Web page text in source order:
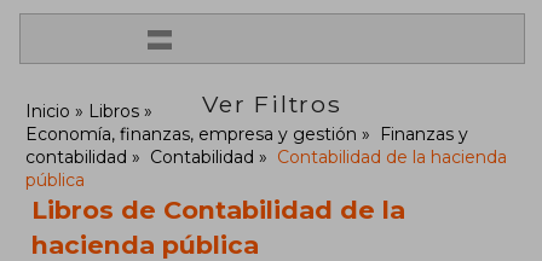
=
Ver Filtros
Inicio
Libros
Economía, finanzas, empresa y gestión
Finanzas y
contabilidad
Contabilidad
Contabilidad de la hacienda
pública
Libros de Contabilidad de la
hacienda pública